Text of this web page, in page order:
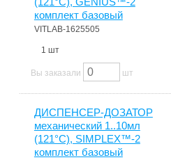
комплект базовый
VITLAB-1625505
1 шт
Вы заказали шт
ДИСПЕНСЕР-ДОЗАТОР
механический 1..10мл
(121°С), SIMPLEX™-2
комплект базовый